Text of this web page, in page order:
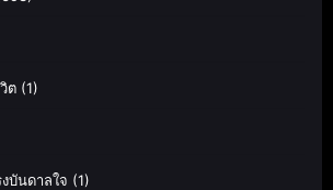
ต (1)
บันดาลใจ (1)